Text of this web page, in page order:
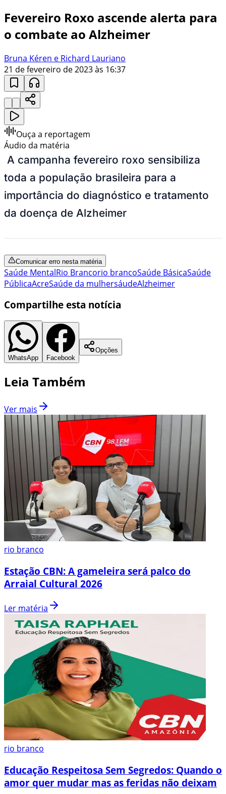
Fevereiro Roxo ascende alerta para
o combate ao Alzheimer
Bruna Kéren e Richard Lauriano
21 de fevereiro de 2023 às 16:37
Ouça a reportagem
Áudio da matéria
A campanha fevereiro roxo sensibiliza
toda a população brasileira para a
importância do diagnóstico e tratamento
da doença de Alzheimer
Comunicar erro nesta matéria
Saúde MentalRio Brancorio brancoSaúde BásicaSaúde
PúblicaAcreSaúde da mulhersáudeAlzheimer
Compartilhe esta notícia
WhatsApp Facebook
Opções
Leia Também
Ver mais
rio branco
Estação CBN: A gameleira será palco do
Arraial Cultural 2026
Ler matéria
rio branco
Educação Respeitosa Sem Segredos: Quando o
amor quer mudar mas as feridas não deixam